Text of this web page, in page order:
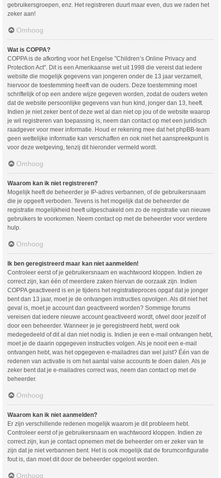
gebruikersgroepen, enz. Het registreren duurt maar even, dus we raden het
zeker aan!
Omhoog
Wat is COPPA?
COPPA is de afkorting voor het Engelse "Children’s Online Privacy and
Protection Act". Dit is een Amerikaanse wet uit 1998 die vereist dat iedere
website die mogelijk gegevens van jongeren onder de 13 jaar verzamelt,
hiervoor de toestemming heeft van de ouders. Deze toestemming moet
schriftelijk of op een andere wijze gegeven worden, zodat de ouders weten
dat de website persoonlijke gegevens van hun kind, jonger dan 13, heeft.
Indien je niet zeker bent of deze wet al dan niet op jou of de website waarop
je wil registreren van toepassing is, neem dan contact op met een juridisch
raadgever voor meer informatie. Houd er rekening mee dat het phpBB-team
geen wettelijke informatie kan verschaffen en ook niet het aanspreekpunt is
voor deze wetgeving, tenzij dit hieronder vermeld wordt.
Omhoog
Waarom kan ik niet registreren?
Mogelijk heeft de beheerder je IP-adres verbannen, of de gebruikersnaam
die je opgeeft verboden. Tevens is het mogelijk dat de beheerder de
registratie mogelijkheid heeft uitgeschakeld om zo de registratie van nieuwe
gebruikers te voorkomen. Neem contact op met de beheerder voor verdere
hulp.
Omhoog
Ik ben geregistreerd maar kan niet aanmelden!
Controleer eerst of je gebruikersnaam en wachtwoord kloppen. Indien ze
correct zijn, kan één of meerdere zaken hiervan de oorzaak zijn. Indien
COPPA geactiveerd is en je tijdens het registratieproces opgaf dat je jonger
bent dan 13 jaar, moet je de ontvangen instructies opvolgen. Als dit niet het
geval is, moet je account dan geactiveerd worden? Sommige forums
vereisen dat iedere nieuwe account geactiveerd wordt, ofwel door jezelf of
door een beheerder. Wanneer je je geregistreerd hebt, werd ook
medegedeeld of dit al dan niet nodig is. Indien je een e-mail ontvangen hebt,
moet je de daarin opgegeven instructies volgen. Als je nooit een e-mail
ontvangen hebt, was het opgegeven e-mailadres dan wel juist? Één van de
redenen van activatie is om het aantal valse accounts te doen dalen. Als je
zeker bent dat je e-mailadres correct was, neem dan contact op met de
beheerder.
Omhoog
Waarom kan ik niet aanmelden?
Er zijn verschillende redenen mogelijk waarom je dit probleem hebt.
Controleer eerst of je gebruikersnaam en wachtwoord kloppen. Indien ze
correct zijn, kun je contact opnemen met de beheerder om er zeker van te
zijn dat je niet verbannen bent. Het is ook mogelijk dat de forumconfiguratie
fout is, dan moet dit door de beheerder opgelost worden.
Omhoog